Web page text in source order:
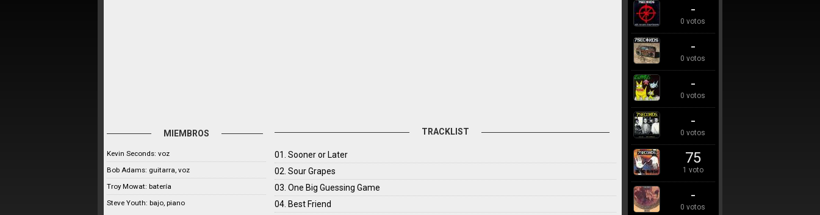
MIEMBROS
Kevin Seconds: voz
Bob Adams: guitarra, voz
Troy Mowat: batería
Steve Youth: bajo, piano
TRACKLIST
01. Sooner or Later
02. Sour Grapes
03. One Big Guessing Game
04. Best Friend
-
0 votos
-
0 votos
-
0 votos
-
0 votos
75
1 voto
-
0 votos